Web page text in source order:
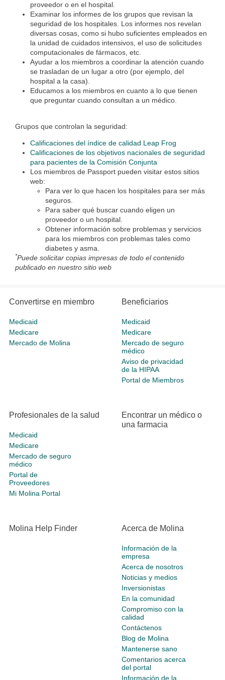
proveedor o en el hospital.
Examinar los informes de los grupos que revisan la
seguridad de los hospitales. Los informes nos revelan
diversas cosas, como si hubo suficientes empleados en
la unidad de cuidados intensivos, el uso de solicitudes
computacionales de fármacos, etc.
Ayudar a los miembros a coordinar la atención cuando
se trasladan de un lugar a otro (por ejemplo, del
hospital a la casa).
Educamos a los miembros en cuanto a lo que tienen
que preguntar cuando consultan a un médico.
Grupos que controlan la seguridad:
Calificaciones del índice de calidad Leap Frog
Calificaciones de los objetivos nacionales de seguridad
para pacientes de la Comisión Conjunta
Los miembros de Passport pueden visitar estos sitios
web:
Para ver lo que hacen los hospitales para ser más
seguros.
Para saber qué buscar cuando eligen un
proveedor o un hospital.
Obtener información sobre problemas y servicios
para los miembros con problemas tales como
diabetes y asma.
*Puede solicitar copias impresas de todo el contenido
publicado en nuestro sitio web
Convertirse en miembro
Medicaid
Medicare
Mercado de Molina
Beneficiarios
Medicaid
Medicare
Mercado de seguro
médico
Aviso de privacidad
de la HIPAA
Portal de Miembros
Profesionales de la salud
Medicaid
Medicare
Mercado de seguro
médico
Portal de
Proveedores
Mi Molina Portal
Encontrar un médico o
una farmacia
Molina Help Finder Acerca de Molina
Información de la
empresa
Acerca de nosotros
Noticias y medios
Inversionistas
En la comunidad
Compromiso con la
calidad
Contáctenos
Blog de Molina
Mantenerse sano
Comentarios acerca
del portal
Información de la